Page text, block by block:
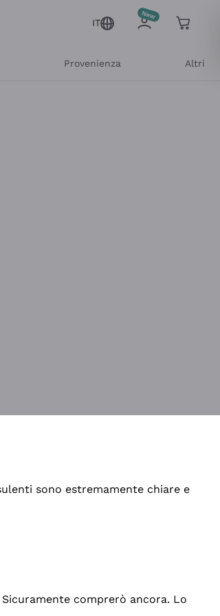
IT
Provenienza Altri
sono estremamente chiare e
comprerò ancora. Lo